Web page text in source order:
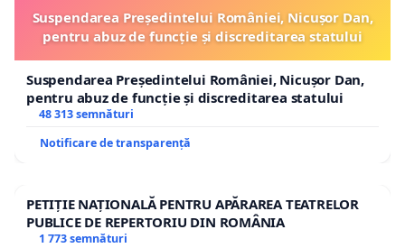
Suspendarea Președintelui României, Nicușor Dan,
pentru abuz de funcție și discreditarea statului
Suspendarea Președintelui României, Nicușor Dan,
pentru abuz de funcție și discreditarea statului
48 313 semnături
Notificare de transparență
PETIȚIE NAȚIONALĂ PENTRU APĂRAREA TEATRELOR
PUBLICE DE REPERTORIU DIN ROMÂNIA
1 773 semnături